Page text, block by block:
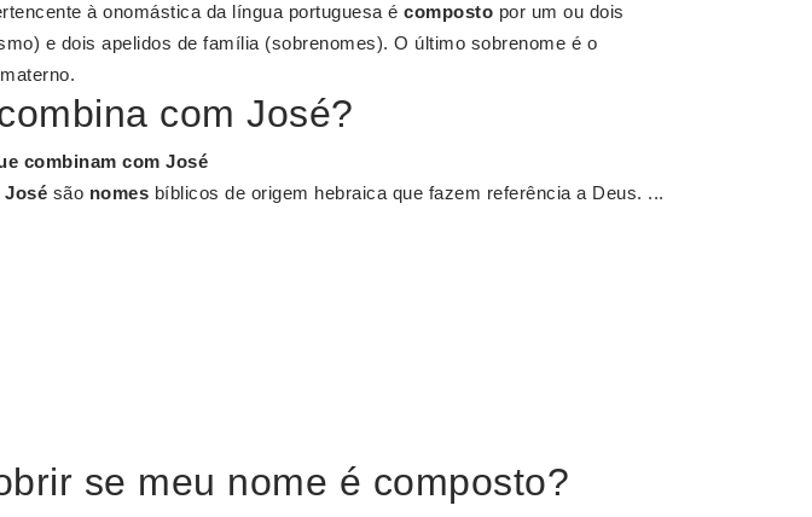
à onomástica da língua portuguesa é composto por um ou dois
e dois apelidos de família (sobrenomes). O último sobrenome é o
com José?
combinam com José
José são nomes bíblicos de origem hebraica que fazem referência a Deus. ...
se meu nome é composto?